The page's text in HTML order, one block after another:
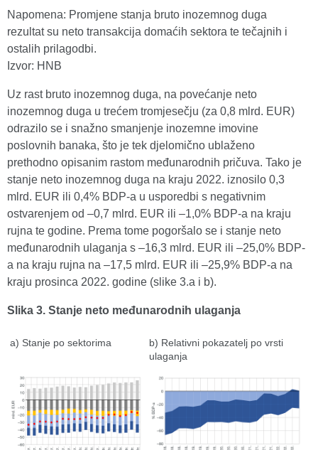
Napomena: Promjene stanja bruto inozemnog duga
rezultat su neto transakcija domaćih sektora te tečajnih i
ostalih prilagodbi.
Izvor: HNB
Uz rast bruto inozemnog duga, na povećanje neto
inozemnog duga u trećem tromjesečju (za 0,8 mlrd. EUR)
odrazilo se i snažno smanjenje inozemne imovine
poslovnih banaka, što je tek djelomično ublaženo
prethodno opisanim rastom međunarodnih pričuva. Tako je
stanje neto inozemnog duga na kraju 2022. iznosilo 0,3
mlrd. EUR ili 0,4% BDP-a u usporedbi s negativnim
ostvarenjem od –0,7 mlrd. EUR ili –1,0% BDP-a na kraju
rujna te godine. Prema tome pogoršalo se i stanje neto
međunarodnih ulaganja s –16,3 mlrd. EUR ili –25,0% BDP-
a na kraju rujna na –17,5 mlrd. EUR ili –25,9% BDP-a na
kraju prosinca 2022. godine (slike 3.a i b).
Slika 3. Stanje neto međunarodnih ulaganja
a) Stanje po sektorima
b) Relativni pokazatelj po vrsti
ulaganja